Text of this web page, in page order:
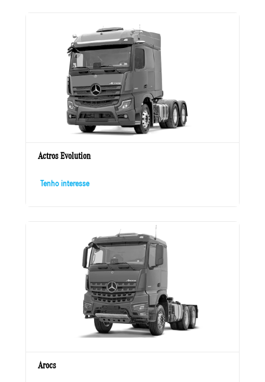
Actros Evolution
Tenho interesse
Arocs